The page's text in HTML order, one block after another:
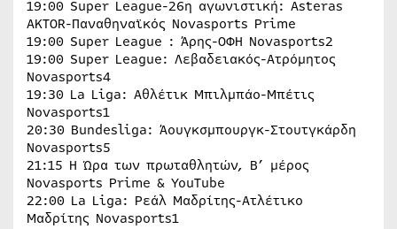
19:00 Super League-26η αγωνιστική: Asteras
AKTOR-Παναθηναϊκός Novasports Prime
19:00 Super League : Άρης-ΟΦΗ Novasports2
19:00 Super League: Λεβαδειακός-Ατρόμητος
Novasports4
19:30 La Liga: Αθλέτικ Μπιλμπάο-Μπέτις
Novasports1
20:30 Bundesliga: Άουγκσμπουργκ-Στουτγκάρδη
Novasports5
21:15 H Ώρα των πρωταθλητών, Β’ μέρος
Novasports Prime & YouTube
22:00 La Liga: Ρεάλ Μαδρίτης-Ατλέτικο
Μαδρίτης Novasports1